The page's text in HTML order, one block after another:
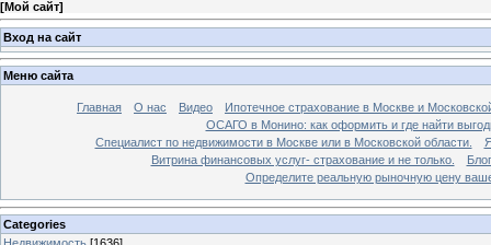
[Мой сайт]
Вход на сайт
Меню сайта
Главная О нас Видео
Ипотечное страхование в Москве и
ОСАГО в Монино: как оформить и где найти
Специалист по недвижимости в Москве или в Московской области.
Витрина финансовых услуг- страхование и не только.
Блог
Определите реальную рыночную цену
Categories